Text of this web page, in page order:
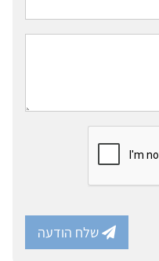
שלח הודעה